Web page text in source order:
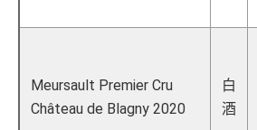
Meursault Premier Cru
Château de Blagny 2020
白
酒